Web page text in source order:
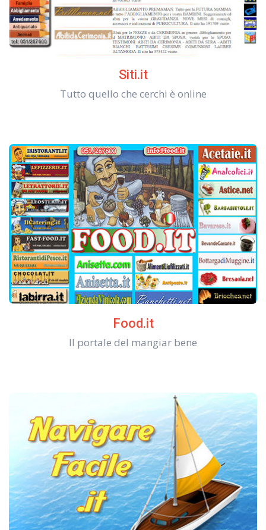
Siti.it
Tutto quello che cerchi è online
Food.it
Il portale del mangiar bene